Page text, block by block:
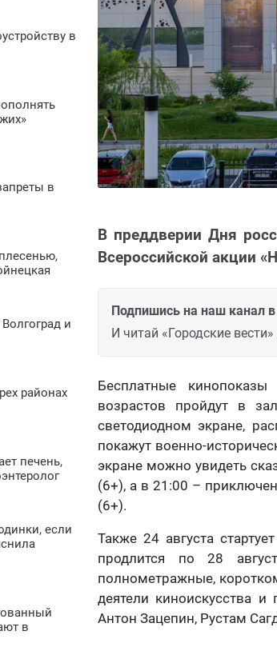
В преддверии Дня
Всероссийской акции
Подпишись на наш канал
И читай «Городские
Бесплатные
возрастов пройдут в
светодиодном экране,
покажут военно-
экране можно увидеть
(6+), а в 21:00 –
(6+).
Также 24 августа
продлится по 28
полнометражные,
деятели киноискусства
Антон Зацепин, Рустам
в
в
и
районах
печень,
если
в